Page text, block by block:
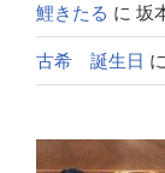
鯉きたる に 坂
古希 誕生日 に